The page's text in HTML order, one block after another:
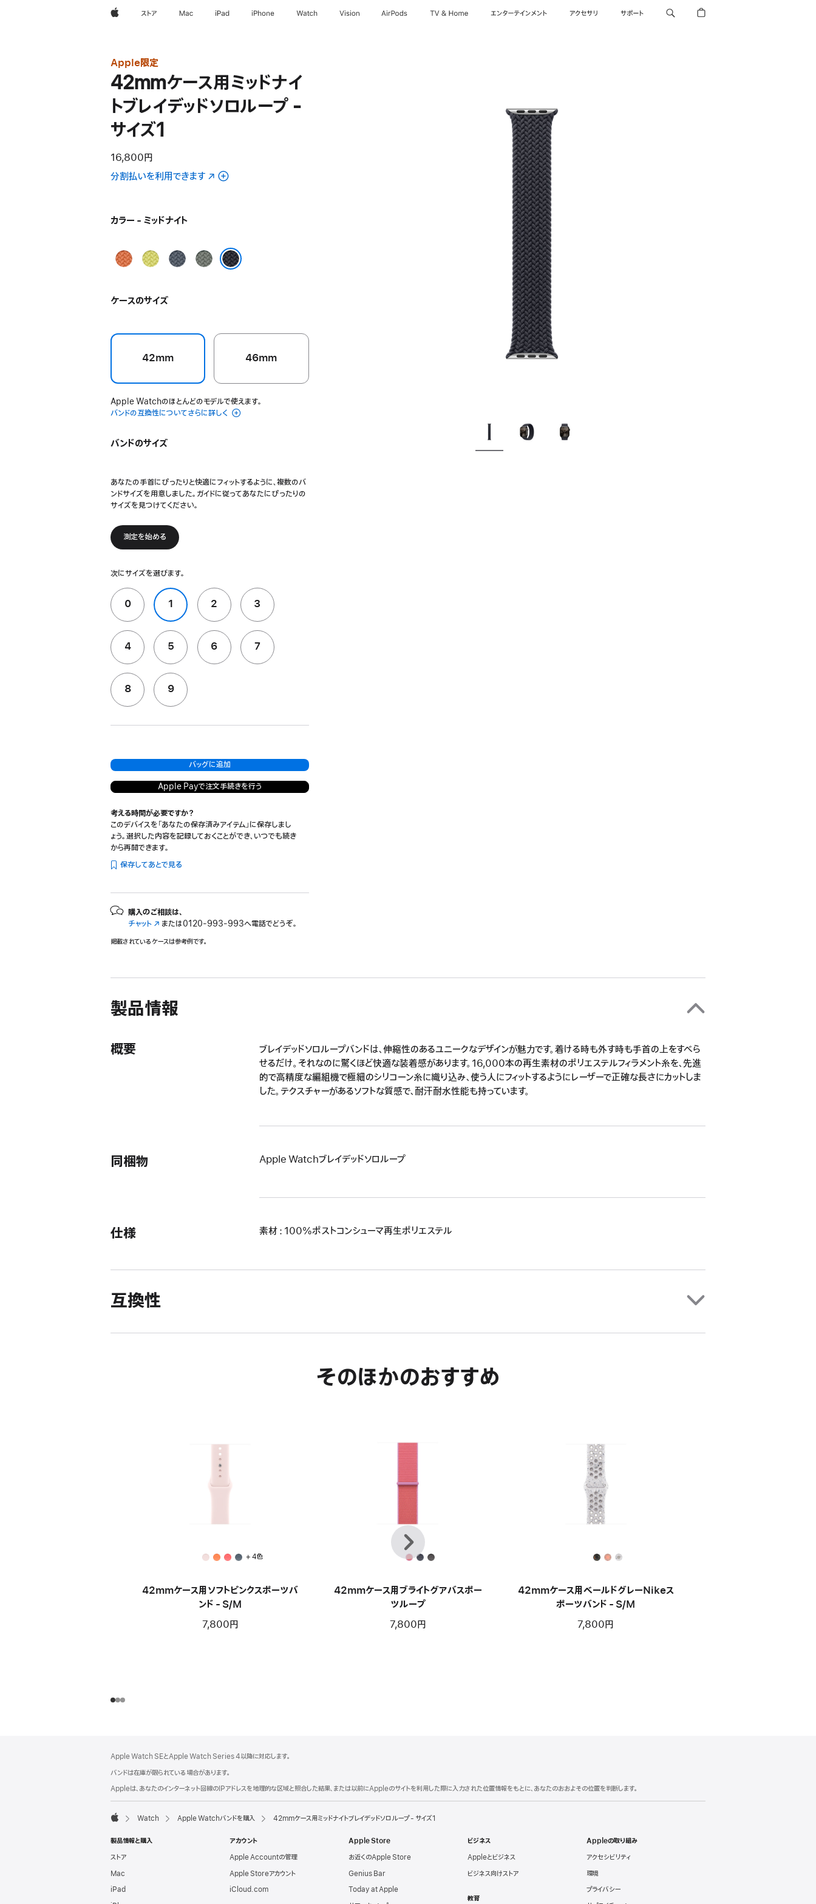
Appleストア Mac iPad iPhone Watch Vision AirPods TV & Home エンターテインメント アクセサリ サポート
Apple限定
42mmケース用ミッドナイ
トブレイデッドソロループ -
サイズ1
16,800円
分割払いを利用できます
（新
ウ
す）
カラー - ミッドナイト
タ
ー
リ
ネ
オ
イ
ア
ン
グ
リ
イ
ケースのサイズ
42mm 46mm
Apple Watchのほとんどのモデルで使えます。
バンドの互換性についてさらに詳しく
バンドのサイズ
あなたの手首にぴったりと快適にフィットするように、複数のバ
ンドサイズを用意しました。ガイドに従ってあなたにぴったりの
サイズを見つけてください。
測定を始める
次にサイズを選びます。
0 1 2 3
4 5 6 7
8 9
バッグに追加
Apple Payで注文手続きを行う
考える時間が必要ですか？
このデバイスを「あなたの保存済みアイテム」に保存しまし
ょう。選択した内容を記録しておくことができ、いつでも続き
から再開できます。
保存してあとで見る
購入のご相談は、
チャット （新
ウ
ド
で
開
または0120-993-993へ電話でどうぞ。
掲載されているケースは参考例です。
製品情報
概要
ブレイデッドソロループバンドは、伸縮性のあるユニークなデザインが魅力です。着ける時も外す時も手首の上をすべら
せるだけ。それなのに驚くほど快適な装着感があります。16,000本の再生素材のポリエステルフィラメント糸を、先進
的で高精度な編組機で極細のシリコーン糸に織り込み、使う人にフィットするようにレーザーで正確な長さにカットしま
した。テクスチャーがあるソフトな質感で、耐汗耐水性能も持っています。
同梱物 Apple Watchブレイデッドソロループ
仕様 素材 : 100%ポストコンシューマ再生ポリエステル
互換性
そのほかのおすすめ
+ 4色
42mmケース用ソフトピンクスポーツバ
ンド - S/M
7,800円
42mmケース用ブライトグアバスポー
ツループ
7,800円
42mmケース用ベールドグレーNikeス
ポーツバンド - S/M
7,800円
前
へ
次
ッ
タ
ー
注
Apple Watch SEとApple Watch Series 4以降に対応します。
バンドは在庫が限られている場合があります。
Appleは、あなたのインターネット回線のIPアドレスを地理的な区域と照合した結果、または以前にAppleのサイトを利用した際に入力された位置情報をもとに、あなたのおおよその位置を判断します。
Watch Apple Watchバンドを購入 42mmケース用ミッドナイトブレイデッドソロループ - サイズ1
製品情報と購入
ストア
Mac
iPad
アカウント
Apple Accountの管理
Apple Storeアカウント
iCloud.com
Apple Store
お近くのApple Store
Genius Bar
Today at Apple
ビジネス
Appleとビジネス
ビジネス向けストア
教育
Appleの取り組み
アクセシビリティ
環境
プライバシー